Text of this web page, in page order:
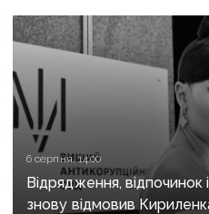
6 серпня, 14:00
Відрядження, відпочинок
знову відмовив